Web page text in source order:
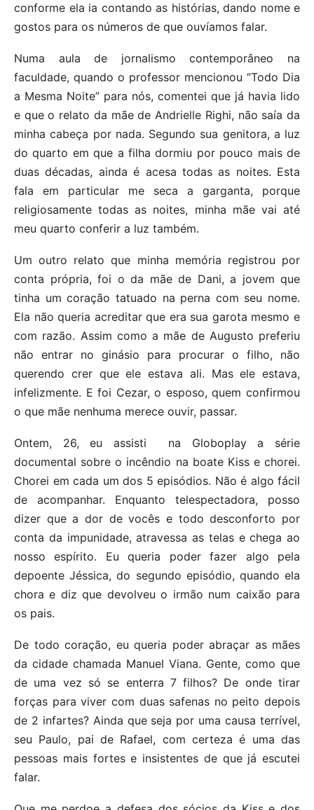
conforme ela ia contando as histórias, dando nome e
gostos para os números de que ouvíamos falar.
Numa aula de jornalismo contemporâneo na
faculdade, quando o professor mencionou “Todo Dia
a Mesma Noite” para nós, comentei que já havia lido
e que o relato da mãe de Andrielle Righi, não saía da
minha cabeça por nada. Segundo sua genitora, a luz
do quarto em que a filha dormiu por pouco mais de
duas décadas, ainda é acesa todas as noites. Esta
fala em particular me seca a garganta, porque
religiosamente todas as noites, minha mãe vai até
meu quarto conferir a luz também.
Um outro relato que minha memória registrou por
conta própria, foi o da mãe de Dani, a jovem que
tinha um coração tatuado na perna com seu nome.
Ela não queria acreditar que era sua garota mesmo e
com razão. Assim como a mãe de Augusto preferiu
não entrar no ginásio para procurar o filho, não
querendo crer que ele estava ali. Mas ele estava,
infelizmente. E foi Cezar, o esposo, quem confirmou
o que mãe nenhuma merece ouvir, passar.
Ontem, 26, eu assisti na Globoplay a série
documental sobre o incêndio na boate Kiss e chorei.
Chorei em cada um dos 5 episódios. Não é algo fácil
de acompanhar. Enquanto telespectadora, posso
dizer que a dor de vocês e todo desconforto por
conta da impunidade, atravessa as telas e chega ao
nosso espírito. Eu queria poder fazer algo pela
depoente Jéssica, do segundo episódio, quando ela
chora e diz que devolveu o irmão num caixão para
os pais.
De todo coração, eu queria poder abraçar as mães
da cidade chamada Manuel Viana. Gente, como que
de uma vez só se enterra 7 filhos? De onde tirar
forças para viver com duas safenas no peito depois
de 2 infartes? Ainda que seja por uma causa terrível,
seu Paulo, pai de Rafael, com certeza é uma das
pessoas mais fortes e insistentes de que já escutei
falar.